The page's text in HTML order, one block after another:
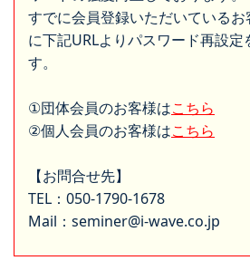
すでに会員登録いただいている
に下記URLよりパスワード再設定
す。
①団体会員のお客様はこちら
②個人会員のお客様はこちら
【お問合せ先】
TEL：050-1790-1678
Mail：seminer@i-wave.co.jp